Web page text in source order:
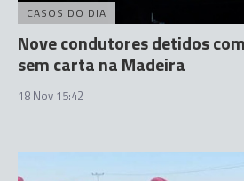
CASOS DO DIA
Nove condutores detidos
sem carta na Madeira
18 Nov 15:42